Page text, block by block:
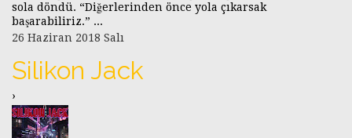
sola döndü. “Diğerlerinden önce yola çıkarsak
başarabiliriz.” ...
26 Haziran 2018 Salı
Silikon Jack
›